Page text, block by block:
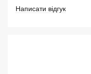
Написати відгук